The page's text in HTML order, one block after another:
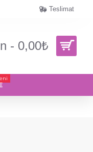
Teslimat
- 0,00₺